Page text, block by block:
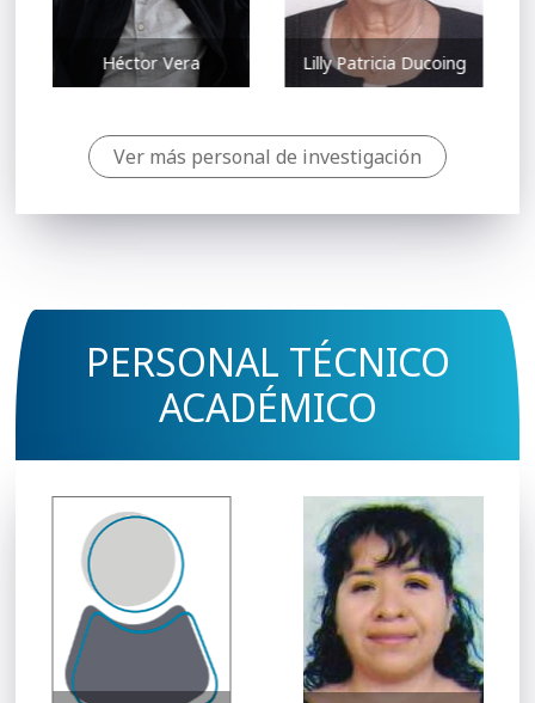
Héctor Vera Lilly Patricia Ducoing
Ver más personal de investigación
PERSONAL TÉCNICO
ACADÉMICO